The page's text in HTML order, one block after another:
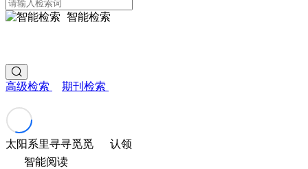
智能检索
高级检索 期刊检索
太阳系里寻寻觅觅
认领
智能阅读